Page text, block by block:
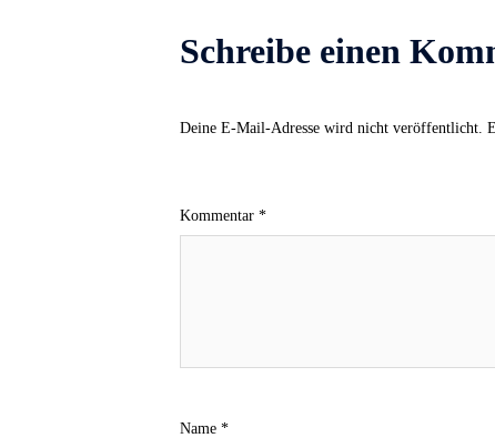
Schreibe einen
Deine E-Mail-Adresse wird nicht veröffentlicht.
Kommentar *
Name *